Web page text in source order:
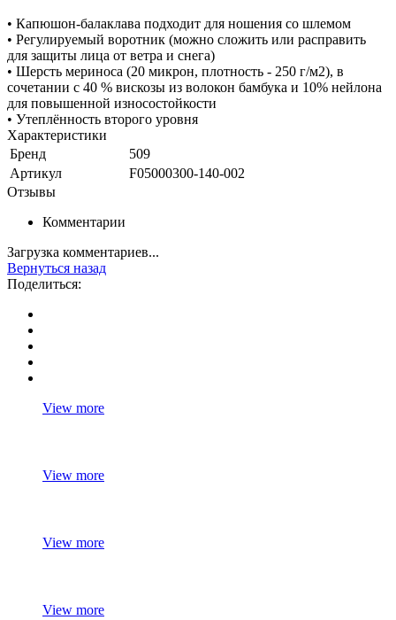
• Капюшон-балаклава подходит для ношения со шлемом
• Регулируемый воротник (можно сложить или расправить
для защиты лица от ветра и снега)
• Шерсть мериноса (20 микрон, плотность - 250 г/м2), в
сочетании с 40 % вискозы из волокон бамбука и 10% нейлона
для повышенной износостойкости
• Утеплённость второго уровня
Характеристики
Бренд
509
Артикул
F05000300-140-002
Отзывы
Комментарии
Загрузка комментариев...
Вернуться назад
Поделиться:
View more
View more
View more
View more